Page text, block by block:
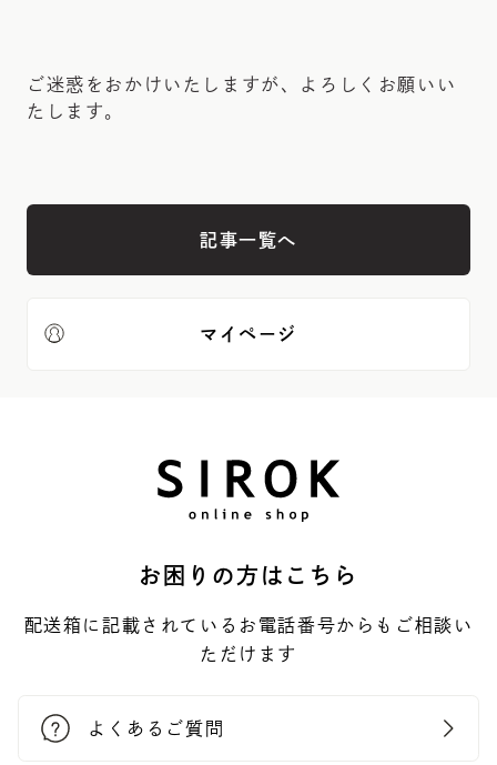
ご迷惑をおかけいたしますが、よろしくお願いい
たします。
記事一覧へ
マイページ
お困りの方はこちら
配送箱に記載されているお電話番号からもご相談い
ただけます
よくあるご質問